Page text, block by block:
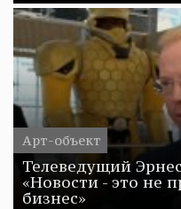
Арт-объект
Телеведущий
«Новости - это не
бизнес»